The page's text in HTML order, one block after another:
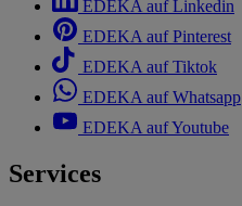
EDEKA auf Linkedin
EDEKA auf Pinterest
EDEKA auf Tiktok
EDEKA auf Whatsapp
EDEKA auf Youtube
Services